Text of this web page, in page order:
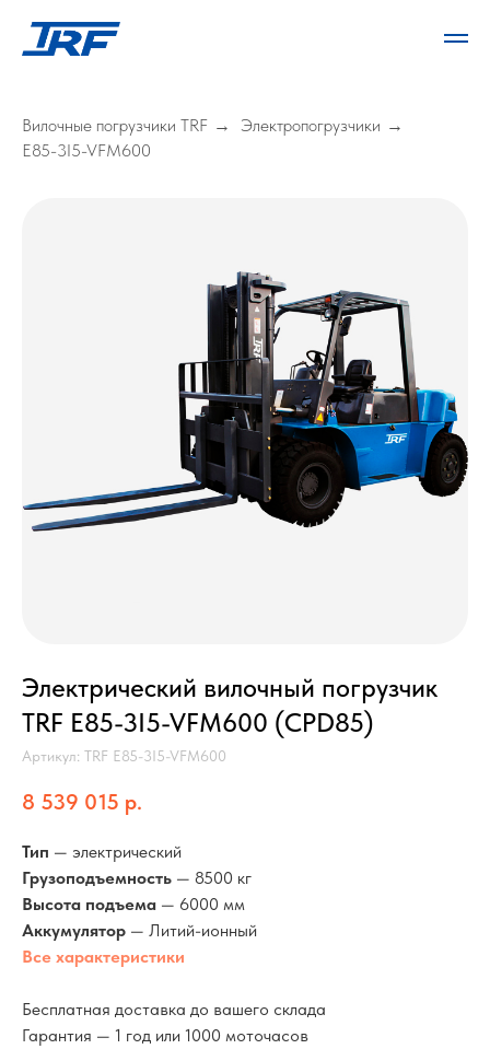
Вилочные погрузчики TRF → Электропогрузчики →
E85-3I5-VFM600
Электрический вилочный погрузчик
TRF E85-3I5-VFM600 (CPD85)
Артикул: TRF E85-3I5-VFM600
8 539 015 р.
Тип — электрический
Грузоподъемность — 8500 кг
Высота подъема — 6000 мм
Аккумулятор — Литий-ионный
Все характеристики
Бесплатная доставка до вашего склада
Гарантия — 1 год или 1000 моточасов